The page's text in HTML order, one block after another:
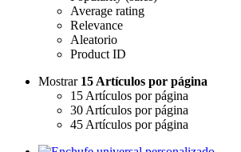
Average rating
Relevance
Aleatorio
Product ID
Mostrar 15 Artículos por página
15 Artículos por página
30 Artículos por página
45 Artículos por página